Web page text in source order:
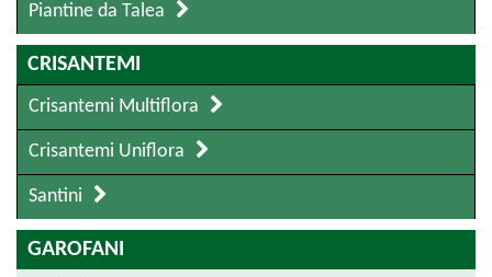
Piantine da Talea
CRISANTEMI
Crisantemi Multiflora
Crisantemi Uniflora
Santini
GAROFANI